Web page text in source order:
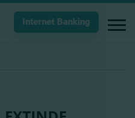
Internet Banking